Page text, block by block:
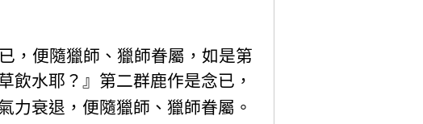
，便隨獵師、獵師眷屬，如是第
飲水耶？』第二群鹿作是念已，
力衰退，便隨獵師、獵師眷屬。